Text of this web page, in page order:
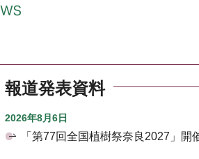
報道発表資料
2026年8月6日
「第77回全国植樹祭奈良2027」開